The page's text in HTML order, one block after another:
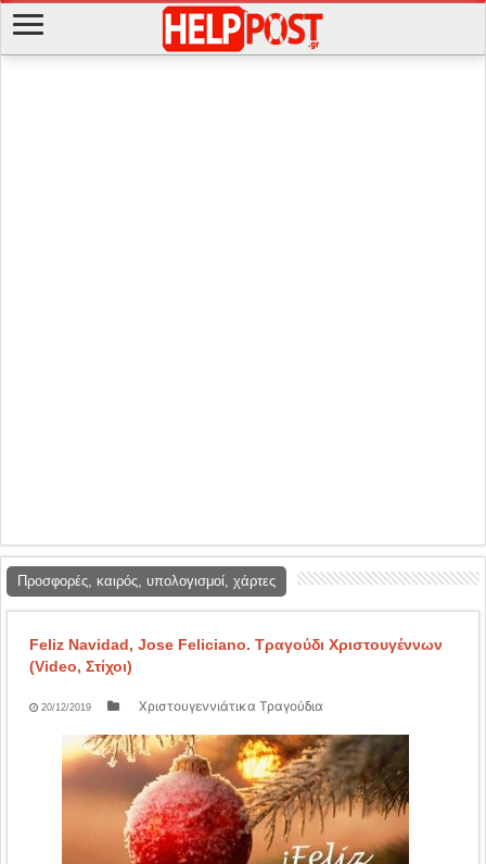
Προσφορές, καιρός, υπολογισμοί, χάρτες
Feliz Navidad, Jose Feliciano. Τραγούδι Χριστουγέννων
(Video, Στίχοι)
20/12/2019 Χριστουγεννιάτικα Τραγούδια